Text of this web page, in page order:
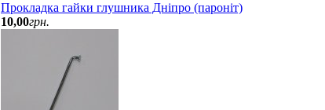
Прокладка гайки глушника Дніпро (пароніт)
10,00грн.